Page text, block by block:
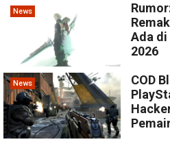
News
Ada di
2026
News
COD